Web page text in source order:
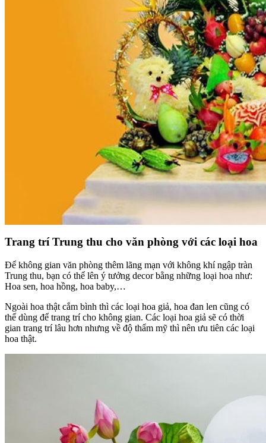
Trang trí Trung thu cho văn phòng với các loại hoa
Để không gian văn phòng thêm lãng mạn với không khí ngập tràn
Trung thu, bạn có thể lên ý tưởng decor bằng những loại hoa như:
Hoa sen, hoa hồng, hoa baby,…
Ngoài hoa thật cắm bình thì các loại hoa giả, hoa đan len cũng có
thể dùng để trang trí cho không gian. Các loại hoa giả sẽ có thời
gian trang trí lâu hơn nhưng về độ thẩm mỹ thì nên ưu tiên các loại
hoa thật.